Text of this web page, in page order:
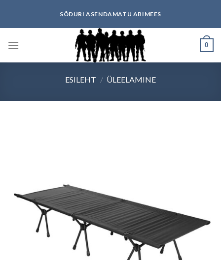
content
SÕDURI ASENDAMATU ABIMEES
0
ESILEHT / ÜLEELAMINE